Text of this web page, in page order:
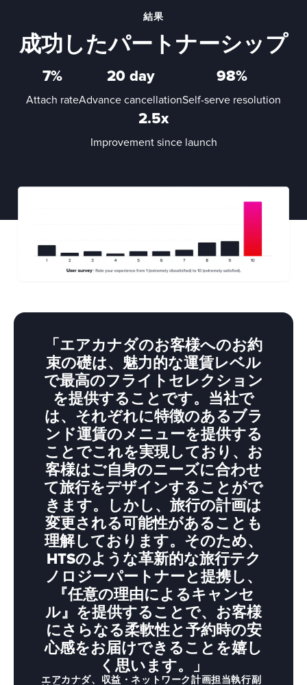
結果
成功したパートナーシップ
7%
Attach rate
20 day
Advance cancellation
98%
Self-serve resolution
2.5x
Improvement since launch
「エアカナダのお客様へのお約
束の礎は、魅力的な運賃レベル
で最高のフライトセレクション
を提供することです。当社で
は、それぞれに特徴のあるブラ
ンド運賃のメニューを提供する
ことでこれを実現しており、お
客様はご自身のニーズに合わせ
て旅行をデザインすることがで
きます。しかし、旅行の計画は
変更される可能性があることも
理解しております。そのため、
HTSのような革新的な旅行テク
ノロジーパートナーと提携し、
『任意の理由によるキャンセ
ル』を提供することで、お客様
にさらなる柔軟性と予約時の安
心感をお届けできることを嬉し
く思います。」
エアカナダ、収益・ネットワーク計画担当執行副